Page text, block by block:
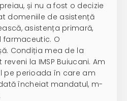
și nu a fost o decizie
domeniile de asistență
asistența primară,
farmaceutic. O
Condiția mea de la
la IMSP Buiucani. Am
pe perioada în care am
încheiat mandatul, m-